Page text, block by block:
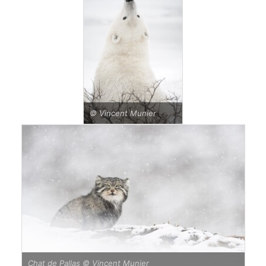
© Vincent Munier
Chat de Pallas © Vincent Munier